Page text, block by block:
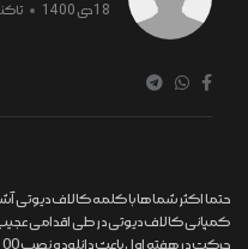
18 دی 1400
حتما اکثر شما ها با کلمه کالاف
کمپانی کالاف دیوتی در طی اقدامی